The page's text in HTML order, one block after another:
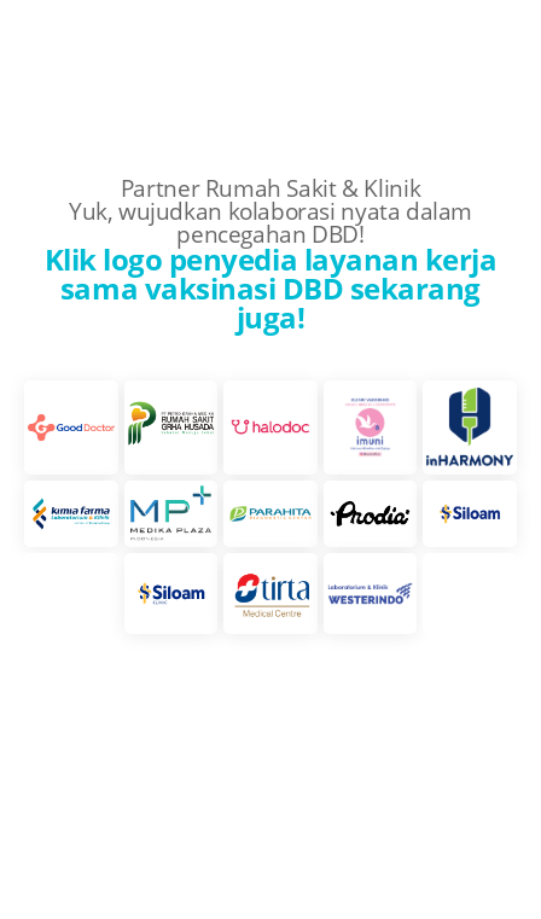
Partner Rumah Sakit & Klinik
Yuk, wujudkan kolaborasi nyata dalam
pencegahan DBD!
Klik logo penyedia layanan kerja
sama vaksinasi DBD sekarang
juga!